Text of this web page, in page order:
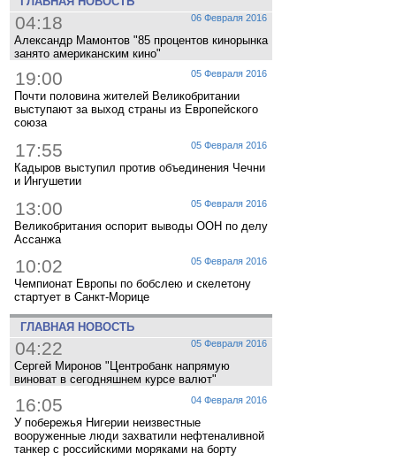
06 Февраля 2016
04:18
Александр Мамонтов "85 процентов кинорынка
занято американским кино"
05 Февраля 2016
19:00
Почти половина жителей Великобритании
выступают за выход страны из Европейского
союза
05 Февраля 2016
17:55
Кадыров выступил против объединения Чечни
и Ингушетии
05 Февраля 2016
13:00
Великобритания оспорит выводы ООН по делу
Ассанжа
05 Февраля 2016
10:02
Чемпионат Европы по бобслею и скелетону
стартует в Санкт-Морице
ГЛАВНАЯ НОВОСТЬ
05 Февраля 2016
04:22
Сергей Миронов "Центробанк напрямую
виноват в сегодняшнем курсе валют"
04 Февраля 2016
16:05
У побережья Нигерии неизвестные
вооруженные люди захватили нефтеналивной
танкер с российскими моряками на борту